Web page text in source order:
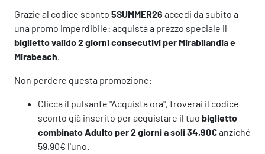
Grazie al codice sconto 5SUMMER26 accedi da subito a
una promo imperdibile: acquista a prezzo speciale il
biglietto valido 2 giorni consecutivi per Mirabilandia e
Mirabeach.
Non perdere questa promozione:
Clicca il pulsante "Acquista ora", troverai il codice
sconto già inserito per acquistare il tuo biglietto
combinato Adulto per 2 giorni a soli 34,90€anziché
59,90€ l'uno.